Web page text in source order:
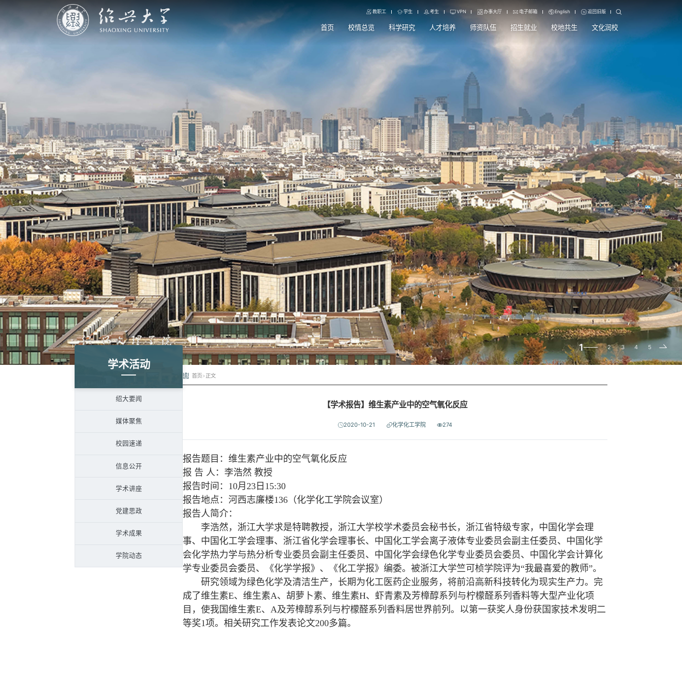
教职工 学生 考生 VPN 办事大厅 电子邮箱 English 返回旧版
首页 校情总览 科学研究 人才培养 师资队伍 招生就业 校地共生 文化润校
1 2 3 4 5
学术活动
绍大要闻
媒体聚焦
校园速递
信息公开
学术讲座
党建思政
学术成果
学院动态
首页>正文
【学术报告】维生素产业中的空气氧化反应
2020-10-21 化学化工学院 274
报告题目：维生素产业中的空气氧化反应
报 告 人：李浩然 教授
报告时间：10月23日15:30
报告地点：河西志廉楼136（化学化工学院会议室）
报告人简介：
李浩然，浙江大学求是特聘教授，浙江大学校学术委员会秘书长，浙江省特级专家，中国化学会理
事、中国化工学会理事、浙江省化学会理事长、中国化工学会离子液体专业委员会副主任委员、中国化学
会化学热力学与热分析专业委员会副主任委员、中国化学会绿色化学专业委员会委员、中国化学会计算化
学专业委员会委员、《化学学报》、《化工学报》编委。被浙江大学竺可桢学院评为“我最喜爱的教师”。
研究领域为绿色化学及清洁生产，长期为化工医药企业服务，将前沿高新科技转化为现实生产力。完
成了维生素E、维生素A、胡萝卜素、维生素H、虾青素及芳樟醇系列与柠檬醛系列香料等大型产业化项
目，使我国维生素E、A及芳樟醇系列与柠檬醛系列香料居世界前列。以第一获奖人身份获国家技术发明二
等奖1项。相关研究工作发表论文200多篇。